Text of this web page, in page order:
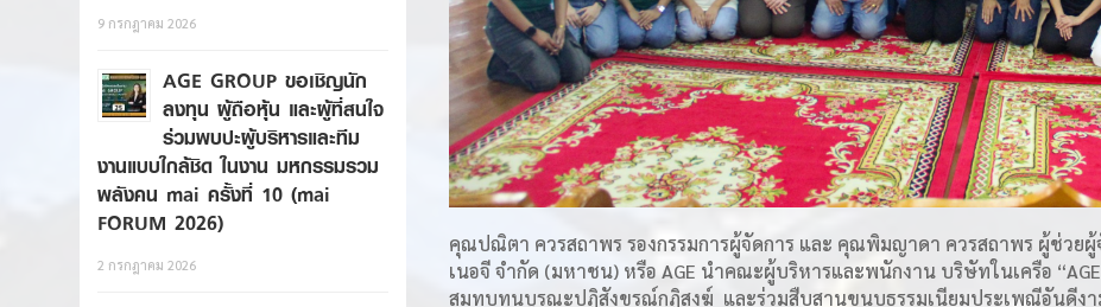
9 กรกฎาคม 2026
AGE GROUP ขอเชิญนัก
ลงทุน ผู้ถือหุ้น และผู้ที่สนใจ
ร่วมพบปะผู้บริหารและทีม
งานแบบใกล้ชิด ในงาน มหกรรมรวม
พลังคน mai ครั้งที่ 10 (mai
FORUM 2026)
2 กรกฎาคม 2026
คุณปณิตา ควรสถาพร รองกรรมการผู้จัดการ และ คุณพิมญาดา ควรสถาพร ผู้ช่วยผู้
เนอจี จำกัด (มหาชน) หรือ AGE นำคณะผู้บริหารและพนักงาน บริษัทในเครือ
สมทบทุนบูรณะปฏิสังขรณ์กุฏิสงฆ์ และร่วมสืบสานขนบธรรมเนียมประเพณีอันดีง